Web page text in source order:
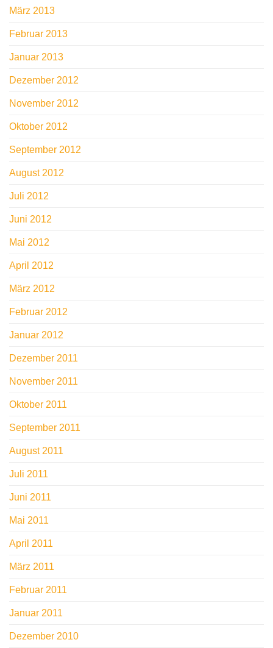
März 2013
Februar 2013
Januar 2013
Dezember 2012
November 2012
Oktober 2012
September 2012
August 2012
Juli 2012
Juni 2012
Mai 2012
April 2012
März 2012
Februar 2012
Januar 2012
Dezember 2011
November 2011
Oktober 2011
September 2011
August 2011
Juli 2011
Juni 2011
Mai 2011
April 2011
März 2011
Februar 2011
Januar 2011
Dezember 2010